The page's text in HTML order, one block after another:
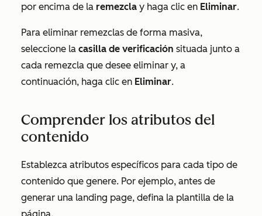
por encima de la remezcla y haga clic en Eliminar.
Para eliminar remezclas de forma masiva,
seleccione la casilla de verificación situada junto a
cada remezcla que desee eliminar y, a
continuación, haga clic en Eliminar.
Comprender los atributos del
contenido
Establezca atributos específicos para cada tipo de
contenido que genere. Por ejemplo, antes de
generar una landing page, defina la plantilla de la